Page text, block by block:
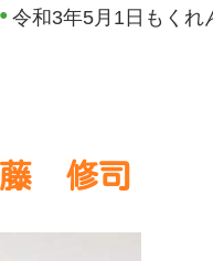
令和3年5月1日もくれ
修司